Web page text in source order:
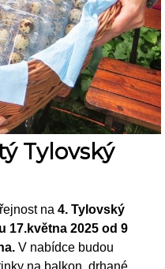
Tylovský
na4. Tylovský
17.května 2025 od 9
V nabídce budou
na balkon, drhané